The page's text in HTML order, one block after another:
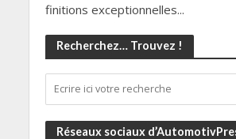
finitions exceptionnelles...
Recherchez… Trouvez !
Réseaux sociaux